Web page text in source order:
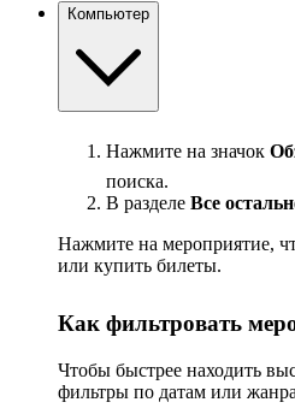
Компьютер
Нажмите на значок
поиска.
В разделе Все
Нажмите на мероприятие,
или купить билеты.
Как фильтровать
Чтобы быстрее находить
фильтры по датам или